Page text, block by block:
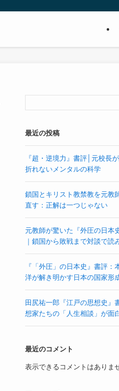
最近の投稿
『超・逆境力』書評│元校長
折れないメンタルの科学
鎖国とキリスト教禁教を元教
直す：正解は一つじゃない
元教師が驚いた『外圧の日本
｜鎖国から敗戦まで対談で読
『「外圧」の日本史』書評：
洋が解き明かす日本の国家形
田尻祐一郎『江戸の思想史』
想家たちの「人生相談」が面
最近のコメント
表示できるコメントはありま